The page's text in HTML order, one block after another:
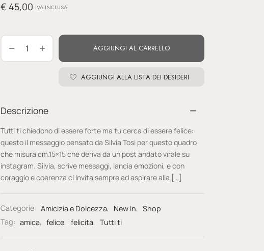
€ 45,00 IVA INCLUSA
AGGIUNGI AL CARRELLO
AGGIUNGI ALLA LISTA DEI DESIDERI
Descrizione
Tutti ti chiedono di essere forte ma tu cerca di essere felice:
questo il messaggio pensato da Silvia Tosi per questo quadro
che misura cm.15×15 che deriva da un post andato virale su
instagram. Silvia, scrive messaggi, lancia emozioni, e con
coraggio e coerenza ci invita sempre ad aspirare alla […]
Categorie: Amicizia e Dolcezza, New In, Shop
Tag: amica, felice, felicità, Tutti ti